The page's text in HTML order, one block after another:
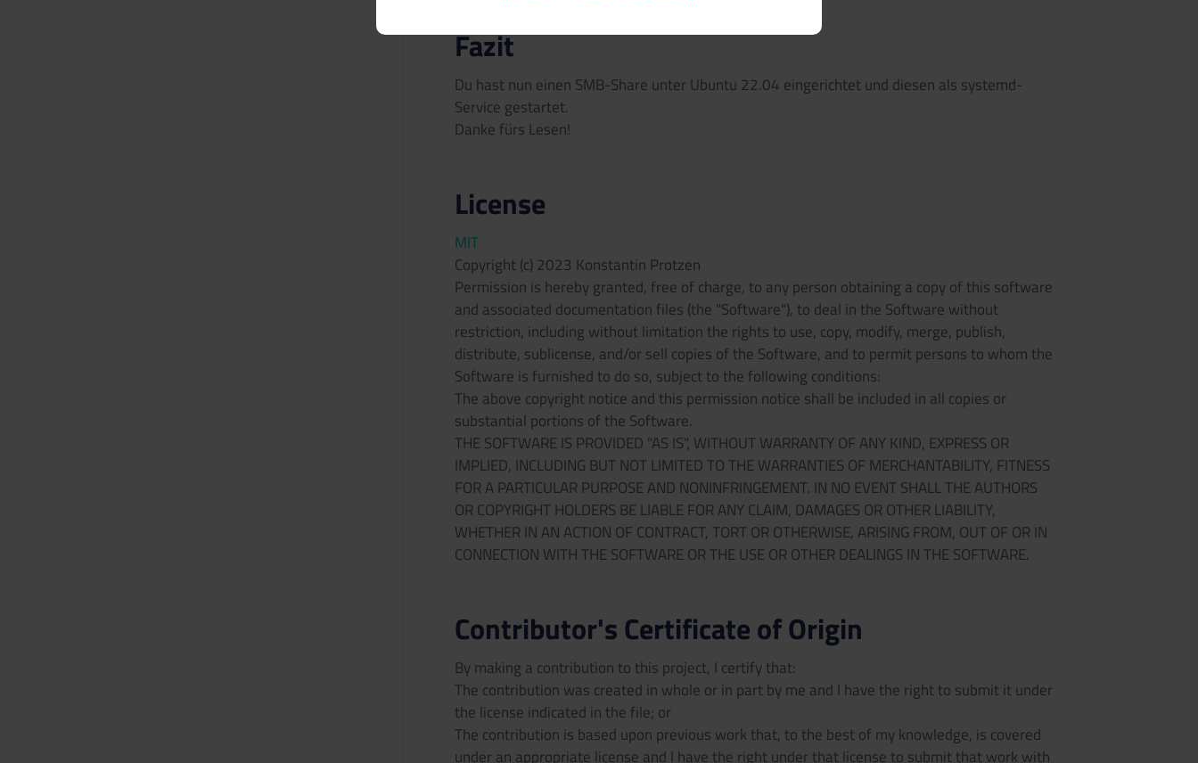
Fazit
Du hast nun einen SMB-Share unter Ubuntu 22.04 eingerichtet und diesen als systemd-
Service gestartet.
Danke fürs Lesen!
License
MIT
Copyright (c) 2023 Konstantin Protzen
Permission is hereby granted, free of charge, to any person obtaining a copy of this software
and associated documentation files (the "Software"), to deal in the Software without
restriction, including without limitation the rights to use, copy, modify, merge, publish,
distribute, sublicense, and/or sell copies of the Software, and to permit persons to whom the
Software is furnished to do so, subject to the following conditions:
The above copyright notice and this permission notice shall be included in all copies or
substantial portions of the Software.
THE SOFTWARE IS PROVIDED "AS IS", WITHOUT WARRANTY OF ANY KIND, EXPRESS OR
IMPLIED, INCLUDING BUT NOT LIMITED TO THE WARRANTIES OF MERCHANTABILITY, FITNESS
FOR A PARTICULAR PURPOSE AND NONINFRINGEMENT. IN NO EVENT SHALL THE AUTHORS
OR COPYRIGHT HOLDERS BE LIABLE FOR ANY CLAIM, DAMAGES OR OTHER LIABILITY,
WHETHER IN AN ACTION OF CONTRACT, TORT OR OTHERWISE, ARISING FROM, OUT OF OR IN
CONNECTION WITH THE SOFTWARE OR THE USE OR OTHER DEALINGS IN THE SOFTWARE.
Contributor's Certificate of Origin
By making a contribution to this project, I certify that:
The contribution was created in whole or in part by me and I have the right to submit it under
the license indicated in the file; or
The contribution is based upon previous work that, to the best of my knowledge, is covered
under an appropriate license and I have the right under that license to submit that work with